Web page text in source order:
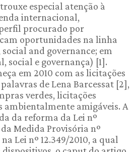
especial atenção à
internacional,
procurado por
oportunidades na linha
and governance; em
social e governança) [1].
em 2010 com as licitações
de Lena Barcessat [2],
verdes, licitações
ambientalmente amigáveis. A
da reforma da Lei nº
Medida Provisória nº
Lei nº 12.349/2010, a qual